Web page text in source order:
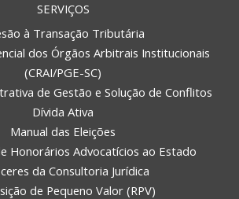
SERVIÇOS
à Transação Tributária
dos Órgãos Arbitrais Institucionais
(CRAI/PGE-SC)
de Gestão e Solução de Conflitos
Dívida Ativa
Manual das Eleições
Honorários Advocatícios ao Estado
da Consultoria Jurídica
de Pequeno Valor (RPV)